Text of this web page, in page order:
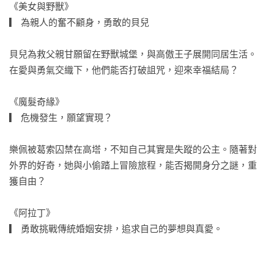
《美女與野獸》
▎ 為親人的奮不顧身，勇敢的貝兒
貝兒為救父親甘願留在野獸城堡，與高傲王子展開同居生活。
在愛與勇氣交織下，他們能否打破詛咒，迎來幸福結局？
《魔髮奇緣》
▎ 危機發生，願望實現？
樂佩被葛索囚禁在高塔，不知自己其實是失蹤的公主。隨著對
外界的好奇，她與小偷踏上冒險旅程，能否揭開身分之謎，重
獲自由？
《阿拉丁》
▎ 勇敢挑戰傳統婚姻安排，追求自己的夢想與真愛。